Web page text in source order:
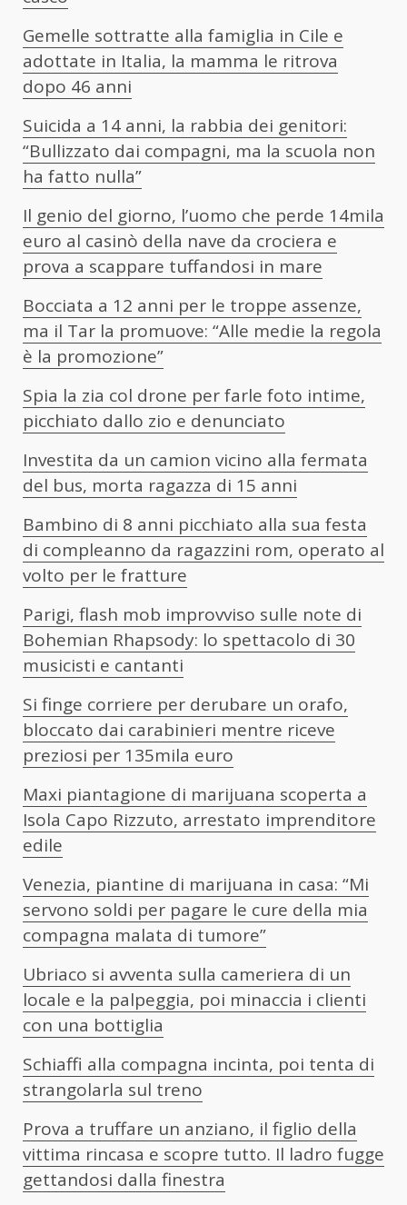
Gemelle sottratte alla famiglia in Cile e
adottate in Italia, la mamma le ritrova
dopo 46 anni
Suicida a 14 anni, la rabbia dei genitori:
“Bullizzato dai compagni, ma la scuola non
ha fatto nulla”
Il genio del giorno, l’uomo che perde 14mila
euro al casinò della nave da crociera e
prova a scappare tuffandosi in mare
Bocciata a 12 anni per le troppe assenze,
ma il Tar la promuove: “Alle medie la regola
è la promozione”
Spia la zia col drone per farle foto intime,
picchiato dallo zio e denunciato
Investita da un camion vicino alla fermata
del bus, morta ragazza di 15 anni
Bambino di 8 anni picchiato alla sua festa
di compleanno da ragazzini rom, operato al
volto per le fratture
Parigi, flash mob improvviso sulle note di
Bohemian Rhapsody: lo spettacolo di 30
musicisti e cantanti
Si finge corriere per derubare un orafo,
bloccato dai carabinieri mentre riceve
preziosi per 135mila euro
Maxi piantagione di marijuana scoperta a
Isola Capo Rizzuto, arrestato imprenditore
edile
Venezia, piantine di marijuana in casa: “Mi
servono soldi per pagare le cure della mia
compagna malata di tumore”
Ubriaco si avventa sulla cameriera di un
locale e la palpeggia, poi minaccia i clienti
con una bottiglia
Schiaffi alla compagna incinta, poi tenta di
strangolarla sul treno
Prova a truffare un anziano, il figlio della
vittima rincasa e scopre tutto. Il ladro fugge
gettandosi dalla finestra